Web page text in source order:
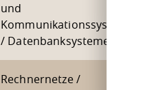
und
Kommunikationssysteme
/ Datenbanksysteme
Rechnernetze /